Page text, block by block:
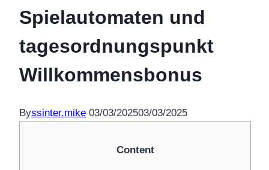
Spielautomaten und
tagesordnungspunkt
Willkommensbonus
Byssinter.mike 03/03/202503/03/2025
Content